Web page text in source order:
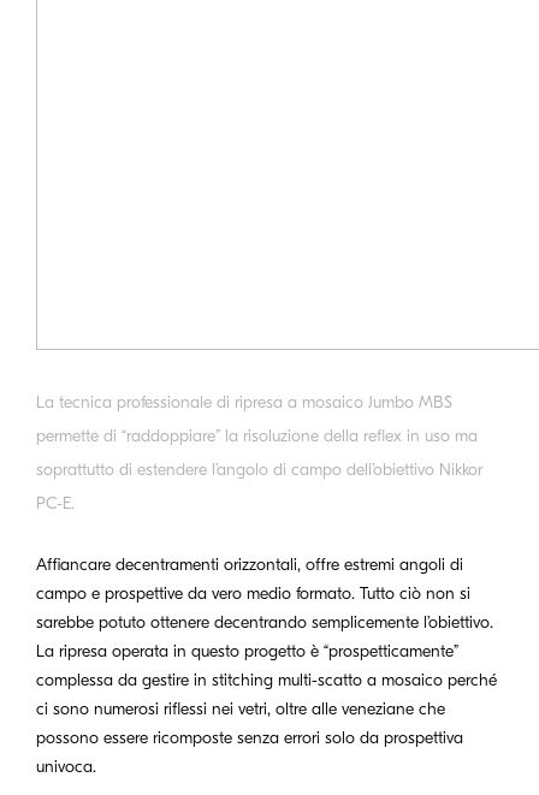
La tecnica professionale di ripresa a mosaico Jumbo MBS
permette di “raddoppiare” la risoluzione della reflex in uso ma
soprattutto di estendere l’angolo di campo dell’obiettivo Nikkor
PC-E.
Affiancare decentramenti orizzontali, offre estremi angoli di
campo e prospettive da vero medio formato. Tutto ciò non si
sarebbe potuto ottenere decentrando semplicemente l’obiettivo.
La ripresa operata in questo progetto è “prospetticamente”
complessa da gestire in stitching multi-scatto a mosaico perché
ci sono numerosi riflessi nei vetri, oltre alle veneziane che
possono essere ricomposte senza errori solo da prospettiva
univoca.